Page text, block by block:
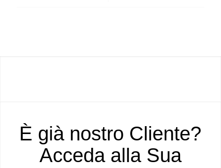
È già nostro Cliente?
Acceda alla Sua